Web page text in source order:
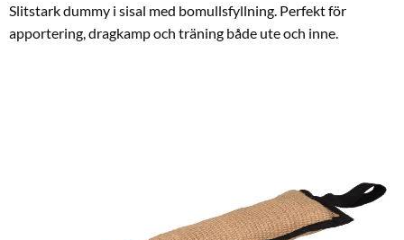
Slitstark dummy i sisal med bomullsfyllning. Perfekt för
apportering, dragkamp och träning både ute och inne.